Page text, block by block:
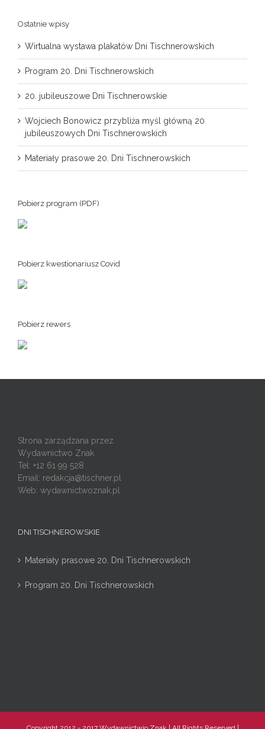
Ostatnie wpisy
Wirtualna wystawa plakatów Dni Tischnerowskich
Program 20. Dni Tischnerowskich
20. jubileuszowe Dni Tischnerowskie
Wojciech Bonowicz przybliża myśl główną 20
jubileuszowych Dni Tischnerowskich
Materiały prasowe 20. Dni Tischnerowskich
Pobierz program (PDF)
Pobierz kwestionariusz Covid
Pobierz rewers
Strona zarządzana przez
Wydawnictwo Znak
Tel: +12 61 99 528
Email: redakcja@tischner.pl
Web: wydawnictwoznak.pl
DNI TISCHNEROWSKIE
Materiały prasowe 20. Dni Tischnerowskich
Program 20. Dni Tischnerowskich